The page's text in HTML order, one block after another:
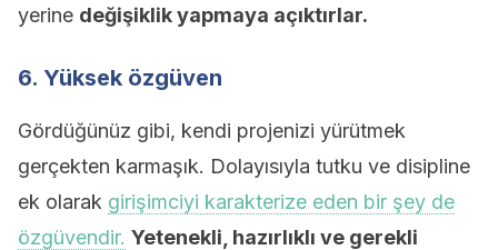
yerine değişiklik yapmaya açıktırlar.
6. Yüksek özgüven
Gördüğünüz gibi, kendi projenizi yürütmek
gerçekten karmaşık. Dolayısıyla tutku ve disipline
ek olarak girişimciyi karakterize eden bir şey de
özgüvendir. Yetenekli, hazırlıklı ve gerekli